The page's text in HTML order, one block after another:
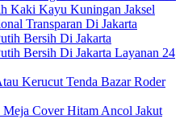
Kaki Kayu Kuningan Jaksel
Transparan Di Jakarta
Bersih Di Jakarta
Bersih Di Jakarta Layanan 24
Kerucut Tenda Bazar Roder
Meja Cover Hitam Ancol Jakut